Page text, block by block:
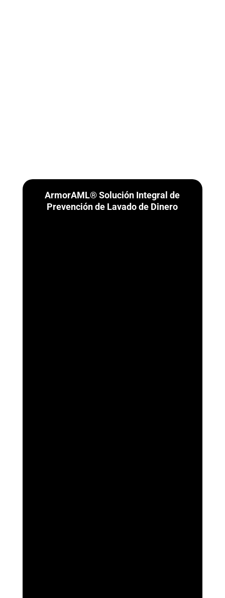
ArmorAML® Solución Integral de
Prevención de Lavado de Dinero